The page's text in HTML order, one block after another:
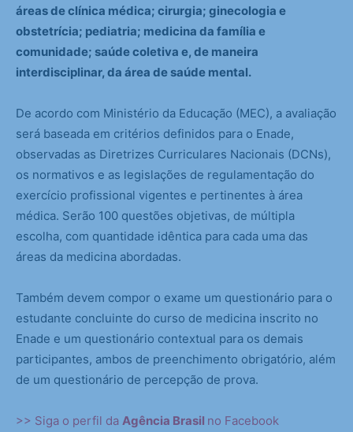
áreas de clínica médica; cirurgia; ginecologia e
obstetrícia; pediatria; medicina da família e
comunidade; saúde coletiva e, de maneira
interdisciplinar, da área de saúde mental.
De acordo com Ministério da Educação (MEC), a avaliação
será baseada em critérios definidos para o Enade,
observadas as Diretrizes Curriculares Nacionais (DCNs),
os normativos e as legislações de regulamentação do
exercício profissional vigentes e pertinentes à área
médica. Serão 100 questões objetivas, de múltipla
escolha, com quantidade idêntica para cada uma das
áreas da medicina abordadas.
Também devem compor o exame um questionário para o
estudante concluinte do curso de medicina inscrito no
Enade e um questionário contextual para os demais
participantes, ambos de preenchimento obrigatório, além
de um questionário de percepção de prova.
>> Siga o perfil da Agência Brasil no Facebook